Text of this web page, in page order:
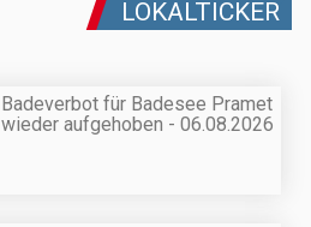
LOKALTICKER
Badeverbot für Badesee Pramet
wieder aufgehoben - 06.08.2026